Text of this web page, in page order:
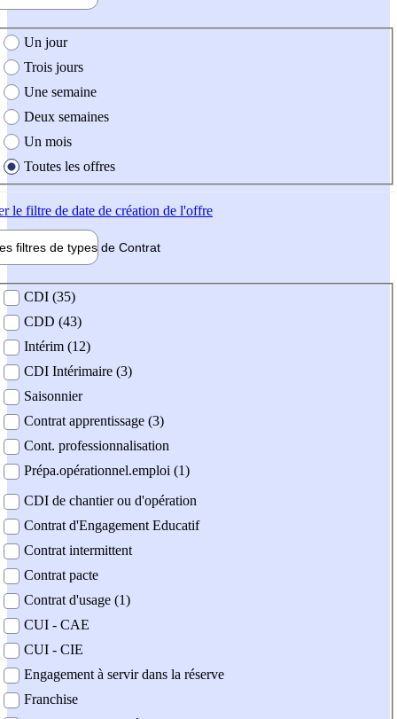
création de l'offre
Un jour
Trois jours
Une semaine
Deux semaines
Un mois
Toutes les offres
le filtre de date de création de l'offre
filtres de types de Contrat
contrat
CDI (35)
CDD (43)
Intérim (12)
CDI Intérimaire (3)
Saisonnier
Contrat apprentissage (3)
Cont. professionnalisation
Prépa.opérationnel.emploi (1)
CDI de chantier ou d'opération
Contrat d'Engagement Educatif
Contrat intermittent
Contrat pacte
Contrat d'usage (1)
CUI - CAE
CUI - CIE
Engagement à servir dans la réserve
Franchise